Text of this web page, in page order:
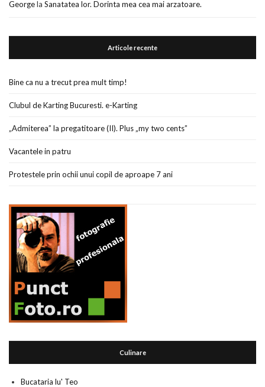
Georgela Sanatatea lor. Dorinta mea cea mai arzatoare.
Articole recente
Bine ca nu a trecut prea mult timp!
Clubul de Karting Bucuresti. e-Karting
„Admiterea” la pregatitoare (II). Plus „my two cents”
Vacantele in patru
Protestele prin ochii unui copil de aproape 7 ani
Culinare
Bucataria lu' Teo